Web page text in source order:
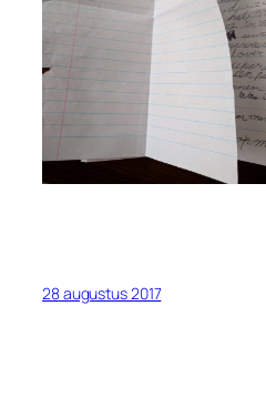
28 augustus 2017